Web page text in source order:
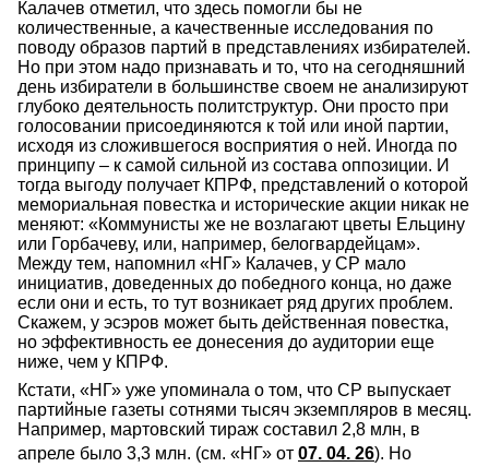
Калачев отметил, что здесь помогли бы не
количественные, а качественные исследования по
поводу образов партий в представлениях избирателей.
Но при этом надо признавать и то, что на сегодняшний
день избиратели в большинстве своем не анализируют
глубоко деятельность политструктур. Они просто при
голосовании присоединяются к той или иной партии,
исходя из сложившегося восприятия о ней. Иногда по
принципу – к самой сильной из состава оппозиции. И
тогда выгоду получает КПРФ, представлений о которой
мемориальная повестка и исторические акции никак не
меняют: «Коммунисты же не возлагают цветы Ельцину
или Горбачеву, или, например, белогвардейцам».
Между тем, напомнил «НГ» Калачев, у СР мало
инициатив, доведенных до победного конца, но даже
если они и есть, то тут возникает ряд других проблем.
Скажем, у эсэров может быть действенная повестка,
но эффективность ее донесения до аудитории еще
ниже, чем у КПРФ.
Кстати, «НГ» уже упоминала о том, что СР выпускает
партийные газеты сотнями тысяч экземпляров в месяц.
Например, мартовский тираж составил 2,8 млн, в
апреле было 3,3 млн. (см. «НГ» от 07. 04. 26). Но